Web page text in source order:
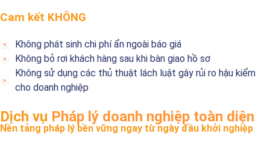
Cam kết KHÔNG
Không phát sinh chi phí ẩn ngoài báo giá
Không bỏ rơi khách hàng sau khi bàn giao hồ sơ
Không sử dụng các thủ thuật lách luật gây rủi ro hậu kiểm
cho doanh nghiệp
Dịch vụ Pháp lý doanh nghiệp toàn diện
Nền tảng pháp lý bền vững ngay từ ngày đầu khởi nghiệp